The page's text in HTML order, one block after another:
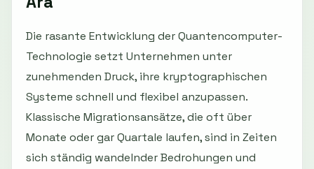
Die rasante Entwicklung der Quantencomputer-
Technologie setzt Unternehmen unter
zunehmenden Druck, ihre kryptographischen
Systeme schnell und flexibel anzupassen.
Klassische Migrationsansätze, die oft über
Monate oder gar Quartale laufen, sind in Zeiten
sich ständig wandelnder Bedrohungen und